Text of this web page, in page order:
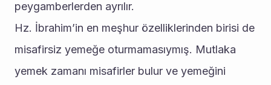
peygamberlerden ayrılır.
Hz. İbrahim’in en meşhur özelliklerinden birisi de
misafirsiz yemeğe oturmamasıymış. Mutlaka
yemek zamanı misafirler bulur ve yemeğini